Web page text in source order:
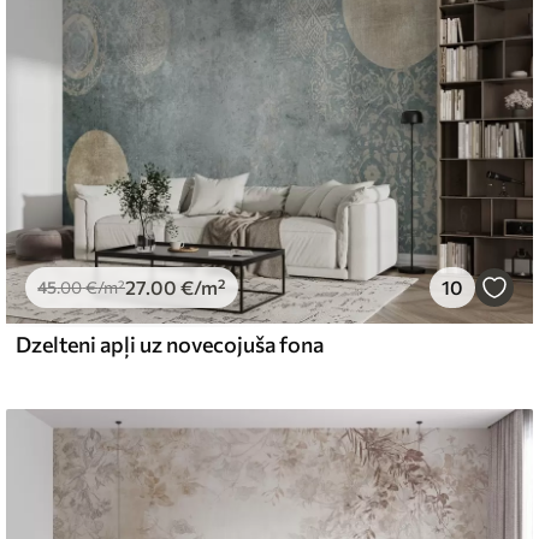
€ /m²
and Stick
48.99€/m²
45.00€/m²27 .00 €/m² 10
Dzelteni apļi uz novecojuša fona